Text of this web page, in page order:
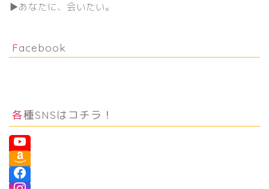
▶︎あなたに、会いたい。
Facebook
各種SNSはコチラ！